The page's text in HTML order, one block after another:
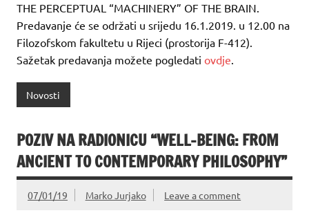
THE PERCEPTUAL “MACHINERY” OF THE BRAIN.
Predavanje će se održati u srijedu 16.1.2019. u 12.00 na
Filozofskom fakultetu u Rijeci (prostorija F-412).
Sažetak predavanja možete pogledati ovdje.
Novosti
POZIV NA RADIONICU “WELL-BEING: FROM
ANCIENT TO CONTEMPORARY PHILOSOPHY”
07/01/19 Marko Jurjako Leave a comment